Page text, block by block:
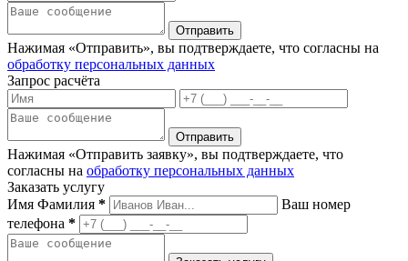
Нажимая «Отправить», вы подтверждаете, что согласны на
обработку персональных данных
Запрос расчёта
Нажимая «Отправить заявку», вы подтверждаете, что
согласны на обработку персональных данных
Заказать услугу
Имя Фамилия *
Ваш номер
телефона *